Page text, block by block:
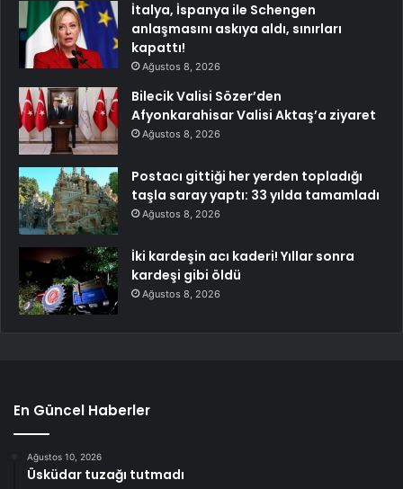
İtalya, İspanya ile Schengen
anlaşmasını askıya aldı, sınırları
kapattı!
Ağustos 8, 2026
Bilecik Valisi Sözer’den
Afyonkarahisar Valisi Aktaş’a ziyaret
Ağustos 8, 2026
Postacı gittiği her yerden topladığı
taşla saray yaptı: 33 yılda tamamladı
Ağustos 8, 2026
İki kardeşin acı kaderi! Yıllar sonra
kardeşi gibi öldü
Ağustos 8, 2026
En Güncel Haberler
Ağustos 10, 2026
Üsküdar tuzağı tutmadı